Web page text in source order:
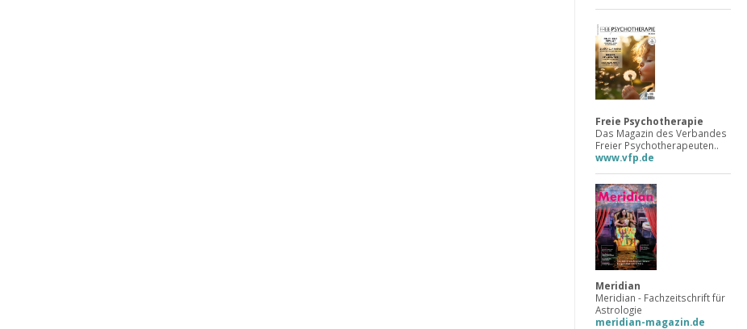
Freie Psychotherapie
Das Magazin des Verbandes
Freier Psychotherapeuten..
www.vfp.de
Meridian
Meridian - Fachzeitschrift für
Astrologie
meridian-magazin.de